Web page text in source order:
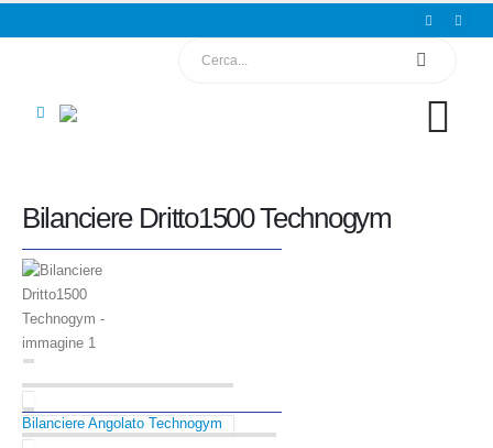
Bilanciere Dritto1500 Technogym
USATO IN OTTIME CONDIZIONI
USATO IN OTTIME CONDIZIONI
Bilanciere Angolato Technogym